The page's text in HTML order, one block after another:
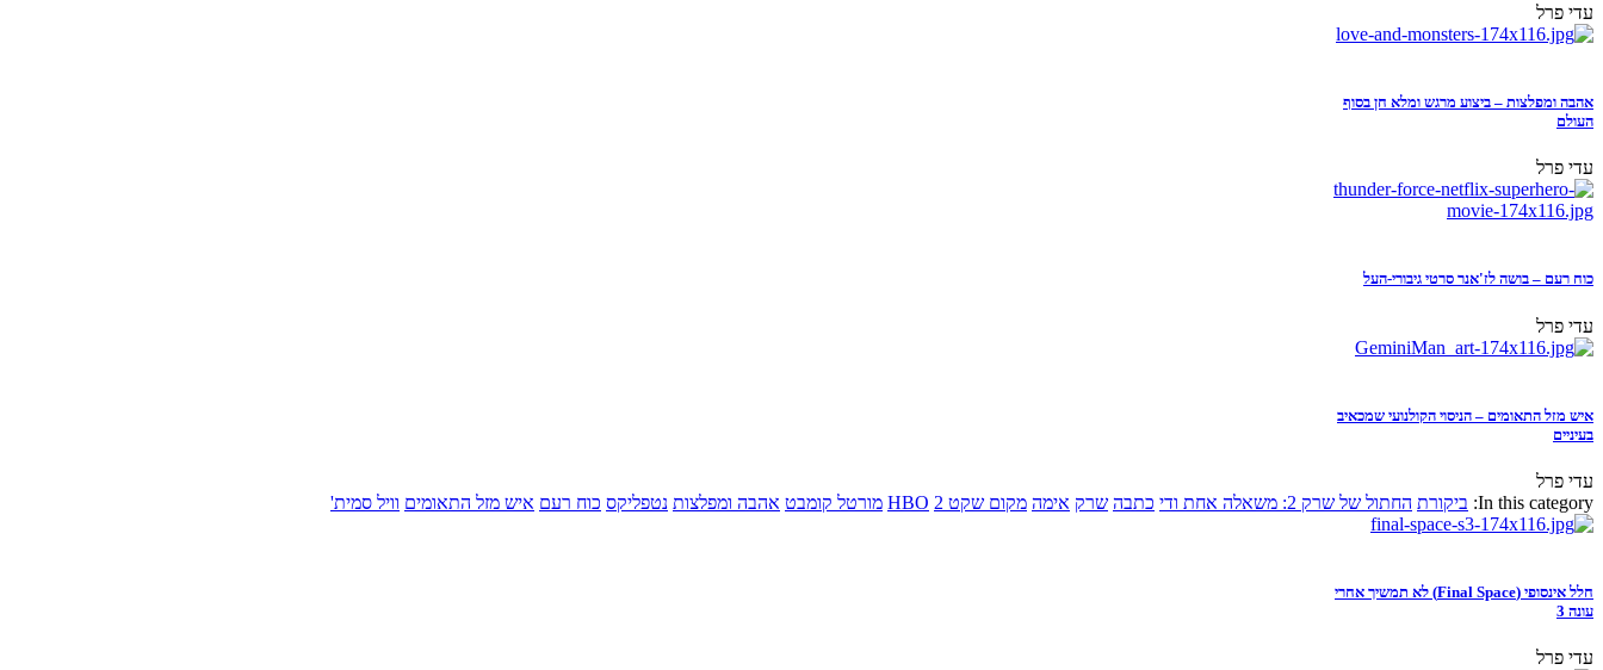
עדי פרל
אהבה ומפלצות – ביצוע מרגש ומלא חן בסוף
העולם
עדי פרל
כוח רעם – בושה לז'אנר סרטי גיבורי-העל
עדי פרל
איש מזל התאומים – הניסוי הקולנועי שמכאיב
בעיניים
עדי פרל
In this category: ביקורת החתול של שרק 2: משאלה אחת ודי כתבה שרק אימה מקום שקט 2 HBO מורטל קומבט אהבה ומפלצות נטפליקס כוח רעם איש מזל התאומים וויל סמית'
חלל אינסופי (Final Space) לא תמשיך אחרי
עונה 3
עדי פרל